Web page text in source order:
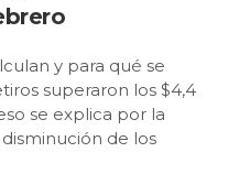
y para qué se
superaron los $4,4
se explica por la
de los